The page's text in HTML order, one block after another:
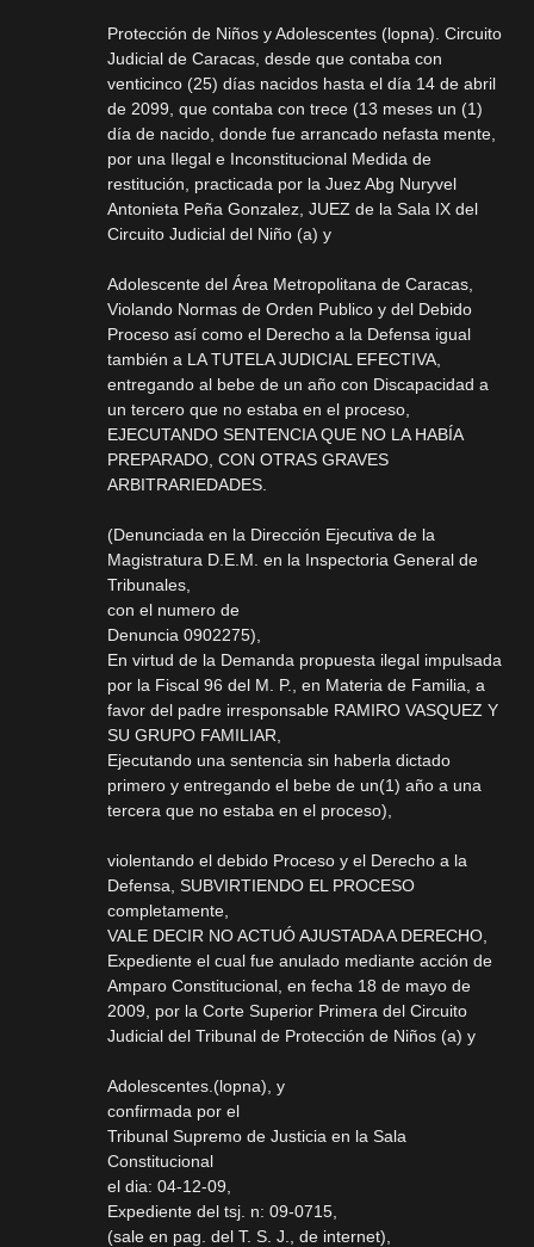
Protección de Niños y Adolescentes (lopna). Circuito
Judicial de Caracas, desde que contaba con
venticinco (25) días nacidos hasta el día 14 de abril
de 2099, que contaba con trece (13 meses un (1)
día de nacido, donde fue arrancado nefasta mente,
por una Ilegal e Inconstitucional Medida de
restitución, practicada por la Juez Abg Nuryvel
Antonieta Peña Gonzalez, JUEZ de la Sala IX del
Circuito Judicial del Niño (a) y
Adolescente del Área Metropolitana de Caracas,
Violando Normas de Orden Publico y del Debido
Proceso así como el Derecho a la Defensa igual
también a LA TUTELA JUDICIAL EFECTIVA,
entregando al bebe de un año con Discapacidad a
un tercero que no estaba en el proceso,
EJECUTANDO SENTENCIA QUE NO LA HABÍA
PREPARADO, CON OTRAS GRAVES
ARBITRARIEDADES.
(Denunciada en la Dirección Ejecutiva de la
Magistratura D.E.M. en la Inspectoria General de
Tribunales,
con el numero de
Denuncia 0902275),
En virtud de la Demanda propuesta ilegal impulsada
por la Fiscal 96 del M. P., en Materia de Familia, a
favor del padre irresponsable RAMIRO VASQUEZ Y
SU GRUPO FAMILIAR,
Ejecutando una sentencia sin haberla dictado
primero y entregando el bebe de un(1) año a una
tercera que no estaba en el proceso),
violentando el debido Proceso y el Derecho a la
Defensa, SUBVIRTIENDO EL PROCESO
completamente,
VALE DECIR NO ACTUÓ AJUSTADA A DERECHO,
Expediente el cual fue anulado mediante acción de
Amparo Constitucional, en fecha 18 de mayo de
2009, por la Corte Superior Primera del Circuito
Judicial del Tribunal de Protección de Niños (a) y
Adolescentes.(lopna), y
confirmada por el
Tribunal Supremo de Justicia en la Sala
Constitucional
el dia: 04-12-09,
Expediente del tsj. n: 09-0715,
(sale en pag. del T. S. J., de internet),